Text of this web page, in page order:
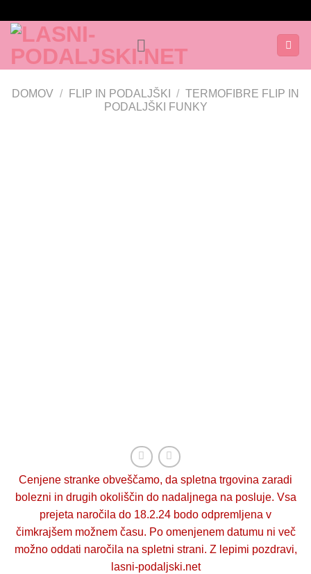
na
vsebino
DOMOV / FLIP IN PODALJŠKI / TERMOFIBRE FLIP IN
PODALJŠKI FUNKY
Cenjene stranke obveščamo, da spletna trgovina zaradi
bolezni in drugih okoliščin do nadaljnega na posluje. Vsa
prejeta naročila do 18.2.24 bodo odpremljena v
čimkrajšem možnem času. Po omenjenem datumu ni več
možno oddati naročila na spletni strani. Z lepimi pozdravi,
lasni-podaljski.net